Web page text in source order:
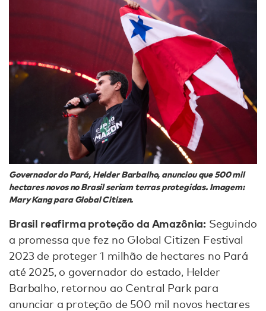
Governador do Pará, Helder Barbalho, anunciou que 500 mil
hectares novos no Brasil seriam terras protegidas. Imagem:
Mary Kang para Global Citizen.
Brasil reafirma proteção da Amazônia: Seguindo
a promessa que fez no Global Citizen Festival
2023 de proteger 1 milhão de hectares no Pará
até 2025, o governador do estado, Helder
Barbalho, retornou ao Central Park para
anunciar a proteção de 500 mil novos hectares